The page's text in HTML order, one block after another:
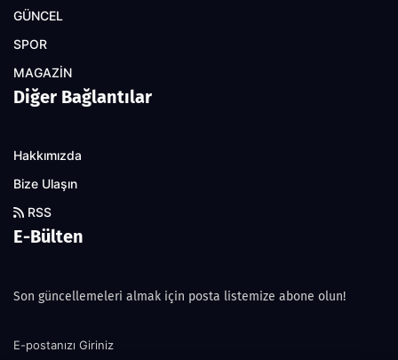
GÜNCEL
SPOR
MAGAZİN
Diğer Bağlantılar
Hakkımızda
Bize Ulaşın
RSS
E-Bülten
Son güncellemeleri almak için posta listemize abone olun!